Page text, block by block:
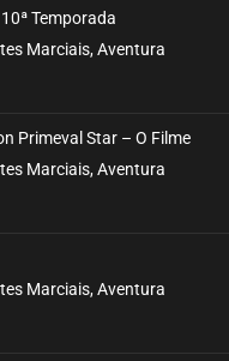
Temporada
Marciais, Aventura
Primeval Star – O Filme
Marciais, Aventura
Marciais, Aventura